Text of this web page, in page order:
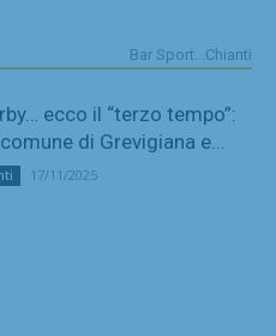
Bar Sport...Chianti
ecco il “terzo tempo”:
di Grevigiana e...
17/11/2025